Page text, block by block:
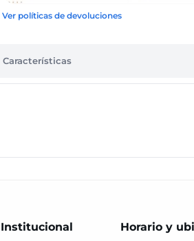
Ver políticas de devoluciones
Características
hogar y más, con envíos gratis
Institucional
Horario y